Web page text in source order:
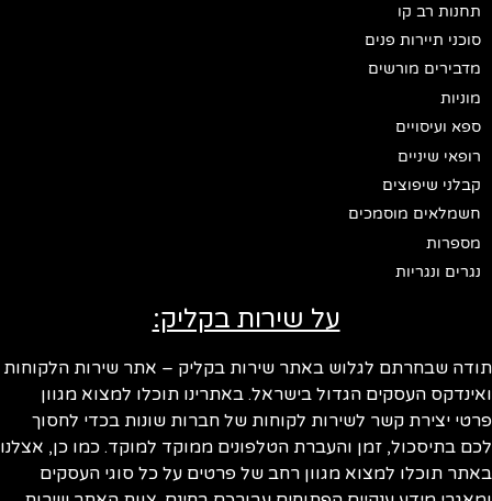
תחנות רב קו
סוכני תיירות פנים
מדבירים מורשים
מוניות
ספא ועיסויים
רופאי שיניים
קבלני שיפוצים
חשמלאים מוסמכים
מספרות
נגרים ונגריות
על שירות בקליק:
תודה שבחרתם לגלוש באתר שירות בקליק – אתר שירות הלקוחות
ואינדקס העסקים הגדול בישראל. באתרינו תוכלו למצוא מגוון
פרטי יצירת קשר לשירות לקוחות של חברות שונות בכדי לחסוך
לכם בתיסכול, זמן והעברת הטלפונים ממוקד למוקד. כמו כן, אצלנו
באתר תוכלו למצוא מגוון רחב של פרטים על כל סוגי העסקים